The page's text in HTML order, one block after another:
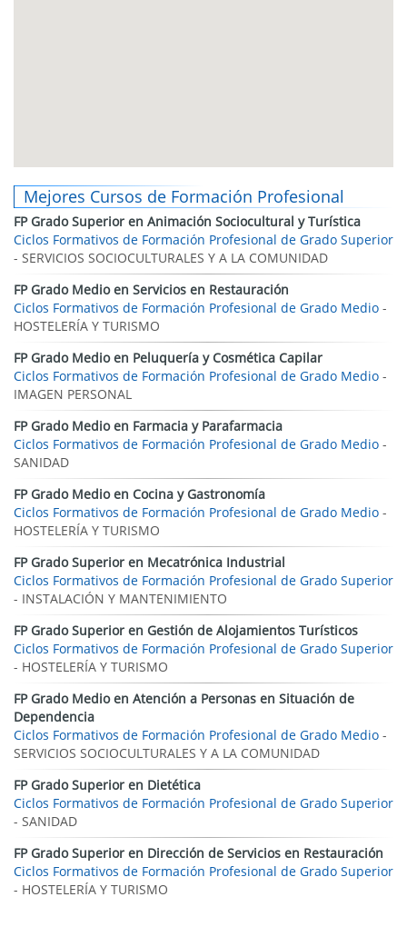
Mejores Cursos de Formación Profesional
FP Grado Superior en Animación Sociocultural y Turística
Ciclos Formativos de Formación Profesional de Grado Superior
- SERVICIOS SOCIOCULTURALES Y A LA COMUNIDAD
FP Grado Medio en Servicios en Restauración
Ciclos Formativos de Formación Profesional de Grado Medio -
HOSTELERÍA Y TURISMO
FP Grado Medio en Peluquería y Cosmética Capilar
Ciclos Formativos de Formación Profesional de Grado Medio -
IMAGEN PERSONAL
FP Grado Medio en Farmacia y Parafarmacia
Ciclos Formativos de Formación Profesional de Grado Medio -
SANIDAD
FP Grado Medio en Cocina y Gastronomía
Ciclos Formativos de Formación Profesional de Grado Medio -
HOSTELERÍA Y TURISMO
FP Grado Superior en Mecatrónica Industrial
Ciclos Formativos de Formación Profesional de Grado Superior
- INSTALACIÓN Y MANTENIMIENTO
FP Grado Superior en Gestión de Alojamientos Turísticos
Ciclos Formativos de Formación Profesional de Grado Superior
- HOSTELERÍA Y TURISMO
FP Grado Medio en Atención a Personas en Situación de
Dependencia
Ciclos Formativos de Formación Profesional de Grado Medio -
SERVICIOS SOCIOCULTURALES Y A LA COMUNIDAD
FP Grado Superior en Dietética
Ciclos Formativos de Formación Profesional de Grado Superior
- SANIDAD
FP Grado Superior en Dirección de Servicios en Restauración
Ciclos Formativos de Formación Profesional de Grado Superior
- HOSTELERÍA Y TURISMO